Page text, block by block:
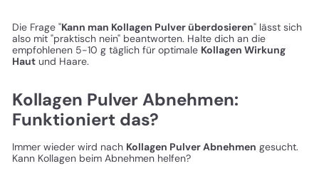
Die Frage "Kann man Kollagen Pulver überdosieren" lässt sich
also mit "praktisch nein" beantworten. Halte dich an die
empfohlenen 5-10 g täglich für optimale Kollagen Wirkung
Haut und Haare.
Kollagen Pulver Abnehmen:
Funktioniert das?
Immer wieder wird nach Kollagen Pulver Abnehmen gesucht.
Kann Kollagen beim Abnehmen helfen?